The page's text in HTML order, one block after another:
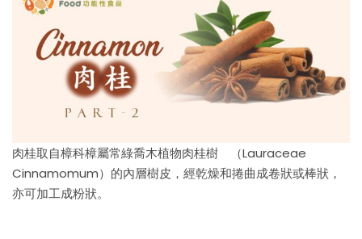
肉桂取自樟科樟屬常綠喬木植物肉桂樹 （Lauraceae
Cinnamomum）的內層樹皮，經乾燥和捲曲成卷狀或棒狀，
亦可加工成粉狀。